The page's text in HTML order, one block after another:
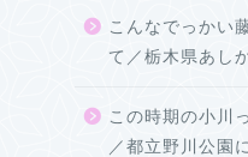
こんなでっかい
て／栃木県あし
この時期の小川
／都立野川公園